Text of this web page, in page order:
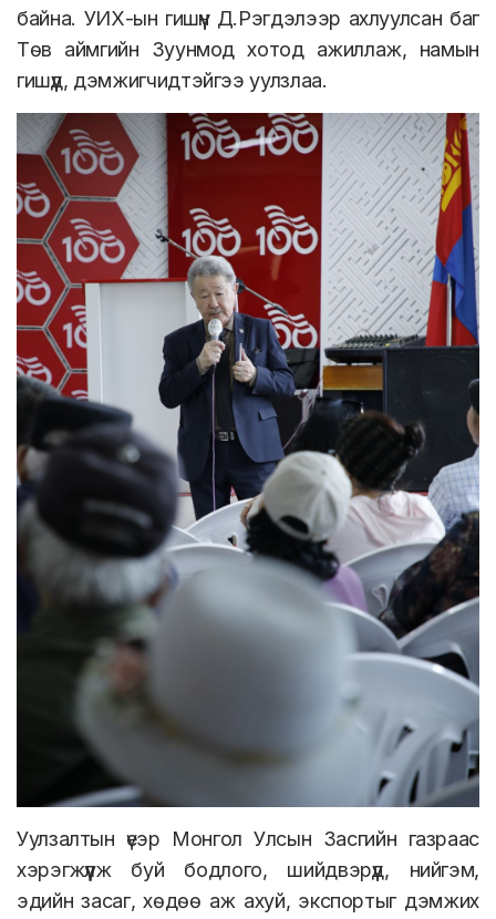
байна. УИХ-ын гишүүн Д.Рэгдэлээр ахлуулсан баг
Төв аймгийн Зуунмод хотод ажиллаж, намын
гишүүд, дэмжигчидтэйгээ уулзлаа.
Уулзалтын үеэр Монгол Улсын Засгийн газраас
хэрэгжүүлж буй бодлого, шийдвэрүүд, нийгэм,
эдийн засаг, хөдөө аж ахуй, экспортыг дэмжих